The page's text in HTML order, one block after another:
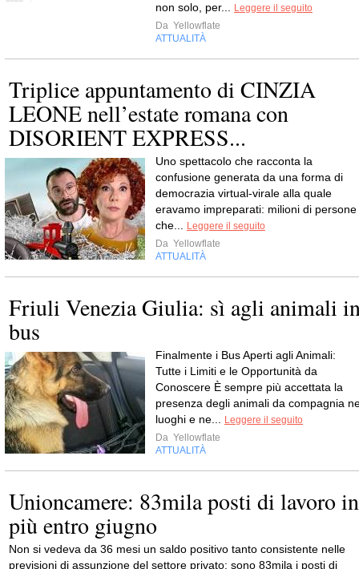
non solo, per...
Leggere il seguito
Da Yellowflate
ATTUALITÀ
Triplice appuntamento di CINZIA
LEONE nell’estate romana con
DISORIENT EXPRESS...
Uno spettacolo che racconta la
confusione generata da una forma di
democrazia virtual-virale alla quale
eravamo impreparati: milioni di persone
che...
Leggere il seguito
Da Yellowflate
ATTUALITÀ
Friuli Venezia Giulia: sì agli animali
bus
Finalmente i Bus Aperti agli Animali:
Tutte i Limiti e le Opportunità da
Conoscere È sempre più accettata la
presenza degli animali da compagnia
luoghi e ne...
Leggere il seguito
Da Yellowflate
ATTUALITÀ
Unioncamere: 83mila posti di lavoro in
più entro giugno
Non si vedeva da 36 mesi un saldo positivo tanto consistente nelle
previsioni di assunzione del settore privato: sono 83mila i posti di